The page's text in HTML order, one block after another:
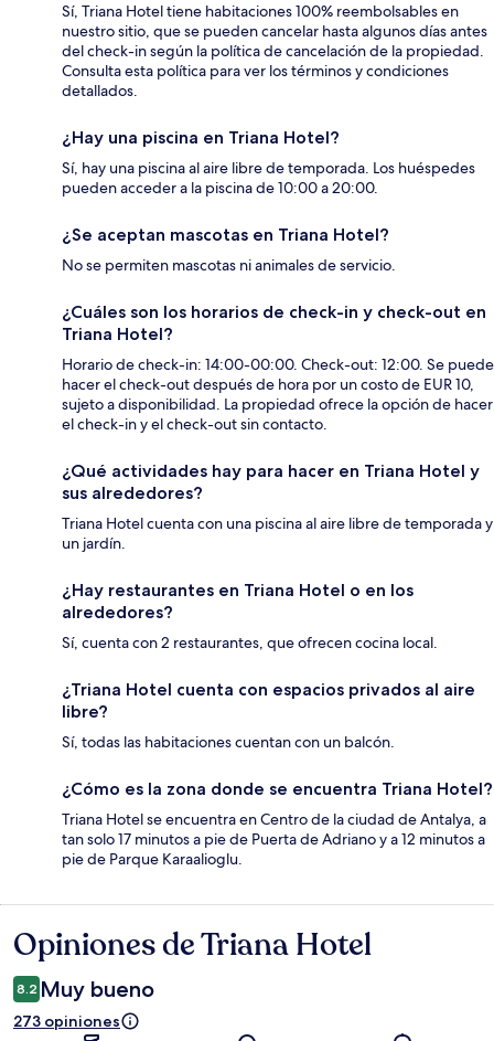
Sí, Triana Hotel tiene habitaciones 100% reembolsables en
nuestro sitio, que se pueden cancelar hasta algunos días antes
del check-in según la política de cancelación de la propiedad.
Consulta esta política para ver los términos y condiciones
detallados.
¿Hay una piscina en Triana Hotel?
Sí, hay una piscina al aire libre de temporada. Los huéspedes
pueden acceder a la piscina de 10:00 a 20:00.
¿Se aceptan mascotas en Triana Hotel?
No se permiten mascotas ni animales de servicio.
¿Cuáles son los horarios de check-in y check-out en
Triana Hotel?
Horario de check-in: 14:00-00:00. Check-out: 12:00. Se puede
hacer el check-out después de hora por un costo de EUR 10,
sujeto a disponibilidad. La propiedad ofrece la opción de hacer
el check-in y el check-out sin contacto.
¿Qué actividades hay para hacer en Triana Hotel y
sus alrededores?
Triana Hotel cuenta con una piscina al aire libre de temporada y
un jardín.
¿Hay restaurantes en Triana Hotel o en los
alrededores?
Sí, cuenta con 2 restaurantes, que ofrecen cocina local.
¿Triana Hotel cuenta con espacios privados al aire
libre?
Sí, todas las habitaciones cuentan con un balcón.
¿Cómo es la zona donde se encuentra Triana Hotel?
Triana Hotel se encuentra en Centro de la ciudad de Antalya, a
tan solo 17 minutos a pie de Puerta de Adriano y a 12 minutos a
pie de Parque Karaalioglu.
Opiniones
Opiniones de Triana Hotel
8.2 Muy bueno
273 opiniones